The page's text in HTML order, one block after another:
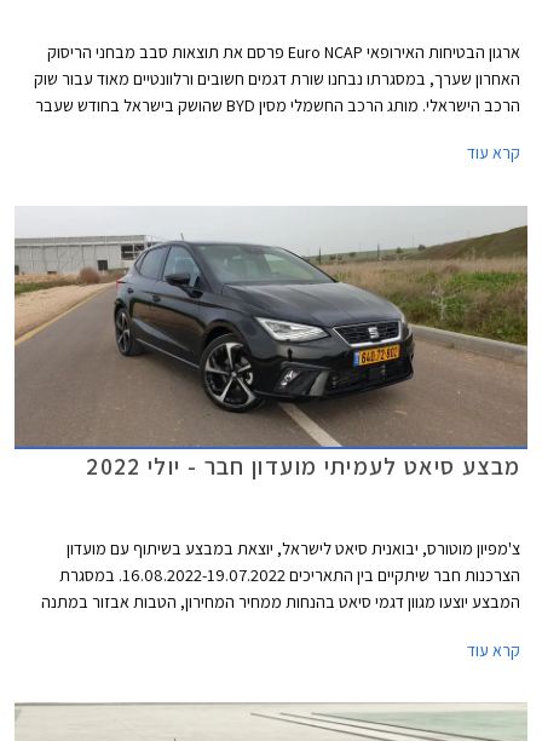
ארגון הבטיחות האירופאי Euro NCAP פרסם את תוצאות סבב מבחני הריסוק
האחרון שערך, במסגרתו נבחנו שורת דגמים חשובים ורלוונטיים מאוד עבור שוק
הרכב הישראלי. מותג הרכב החשמלי מסין BYD שהושק בישראל בחודש שעבר
קרא עוד
מבצע סיאט לעמיתי מועדון חבר - יולי 2022
צ'מפיון מוטורס, יבואנית סיאט לישראל, יוצאת במבצע בשיתוף עם מועדון
הצרכנות חבר שיתקיים בין התאריכים 16.08.2022-19.07.2022. במסגרת
המבצע יוצעו מגוון דגמי סיאט בהנחות ממחיר המחירון, הטבות אבזור במתנה
במבצע מאחר והרכב לא זמין במלאי. המבצע יתקיים בכל סוכנויות סיאט ברחבי
קרא עוד